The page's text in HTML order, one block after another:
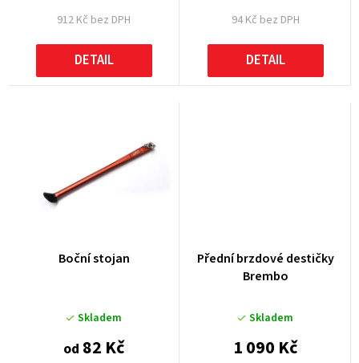
912 Kč bez DPH
DETAIL
94 Kč bez DPH
DETAIL
Boční stojan
Skladem
od 82 Kč
Přední brzdové destičky
Brembo
Skladem
1 090 Kč